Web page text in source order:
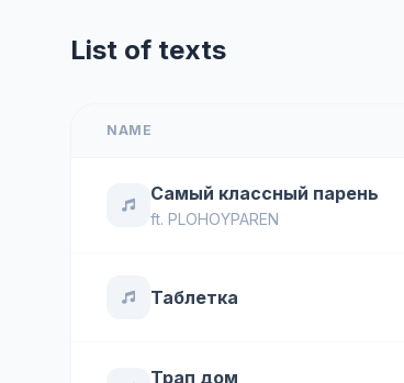
List of texts
NAME
Самый классный парень
ft. PLOHOYPAREN
Таблетка
Трап дом